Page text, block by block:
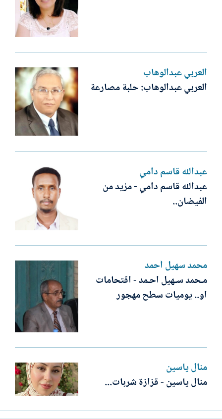
العربي عبدالوهاب
العربي عبدالوهاب: حلبة مصارعة
عبدالله قاسم دامي
عبدالله قاسم دامي - مزيد من
الفيضان..
محمد سهيل أحمد
مـحمد سـهيل احـمد - اقتحامات
او.. يوميات سطح مهجور
منال ياسين
منال ياسين - قزازة شربات...